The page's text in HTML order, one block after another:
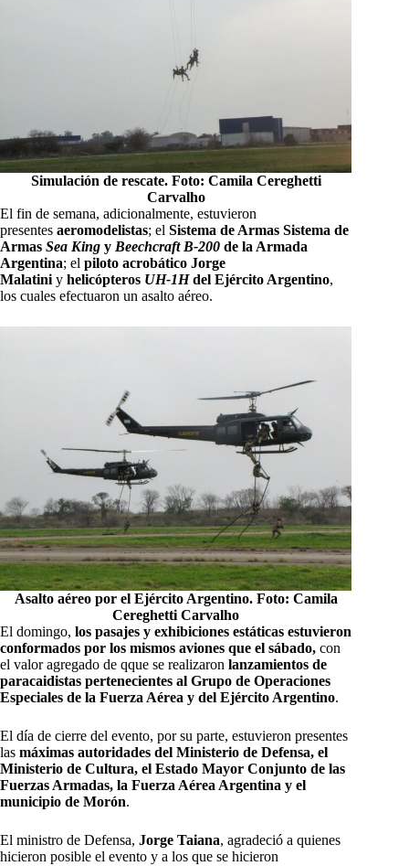
Simulación de rescate. Foto: Camila Cereghetti
Carvalho
El fin de semana, adicionalmente, estuvieron
presentes aeromodelistas; el Sistema de Armas Sistema de
Armas Sea King y Beechcraft B-200 de la Armada
Argentina; el piloto acrobático Jorge
Malatini y helicópteros UH-1Hdel Ejército Argentino,
los cuales efectuaron un asalto aéreo.
Asalto aéreo por el Ejército Argentino. Foto: Camila
Cereghetti Carvalho
El domingo, los pasajes y exhibiciones estáticas estuvieron
conformados por los mismos aviones que el sábado, con
el valor agregado de qque se realizaron lanzamientos de
paracaidistas pertenecientes al Grupo de Operaciones
Especiales de la Fuerza Aérea y del Ejército Argentino.
El día de cierre del evento, por su parte, estuvieron presentes
las máximas autoridades del Ministerio de Defensa, el
Ministerio de Cultura, el Estado Mayor Conjunto de las
Fuerzas Armadas, la Fuerza Aérea Argentina y el
municipio de Morón.
El ministro de Defensa, Jorge Taiana, agradeció a quienes
hicieron posible el evento y a los que se hicieron